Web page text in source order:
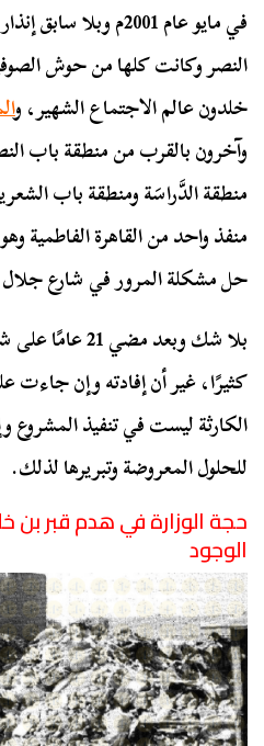
النصر وكانت كلها من حوش
خلدون عالم الاجتماع الشهير، و
وآخرون بالقرب من منطقة باب
منطقة الدَّراسَة ومنطقة باب
منفذ واحد من القاهرة الفاطمية
حل مشكلة المرور في شارع
بلا شك وبعد مضي
كثيرًا، غير أن إفادته وإن
الكارثة ليست في تنفيذ
للحلول المعروضة وتبريرها لذلك.
حجة الوزارة في هدم قبر
الوجود